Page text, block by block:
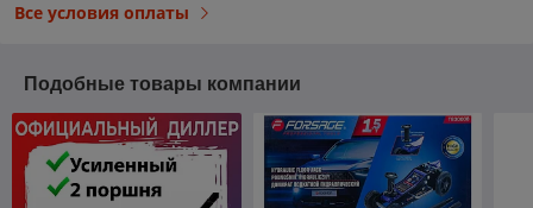
Все условия оплаты
Подобные товары компании